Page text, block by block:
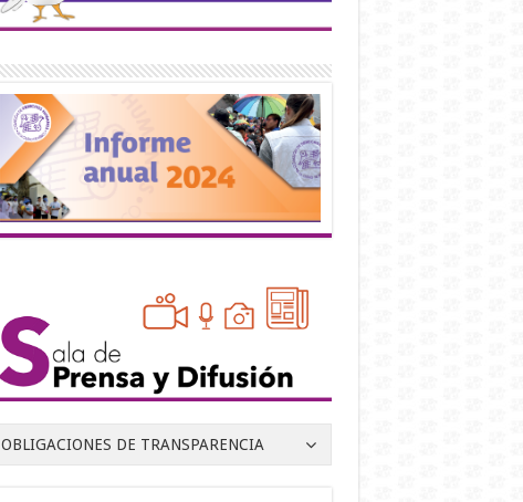
OBLIGACIONES DE TRANSPARENCIA